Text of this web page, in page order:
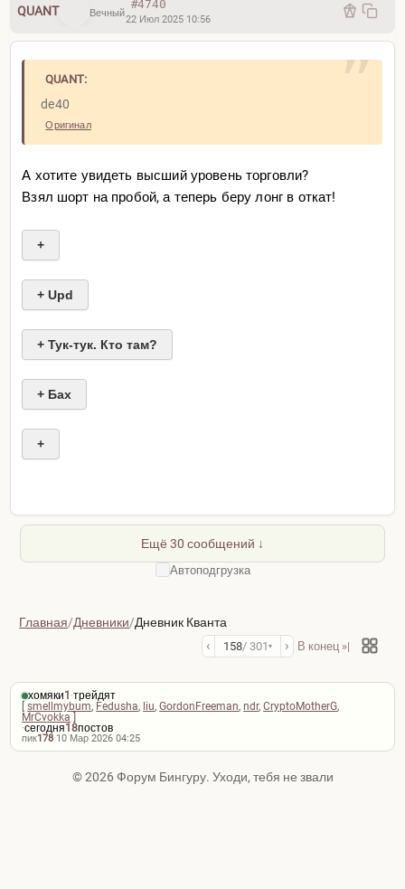
QUANT Вечный
#4740
22 Июл 2025 10:56
QUANT:
de40
Оригинал
А хотите увидеть высший уровень торговли?
Взял шорт на пробой, а теперь беру лонг в откат!
+
+ Upd
+ Тук-тук. Кто там?
+ Бах
+
Ещё 30 сообщений ↓
Автоподгрузка
Главная/Дневники/Дневник Кванта
‹ 158/ 301 ▾ › В конец »|
хомяки1 ·трейдят
[smellmybum, Fedusha, liu,GordonFreeman,ndr,CryptoMotherG,
MrCvokka
·сегодня18постов
пик178·10 Мар 2026 04:25
© 2026 Форум Бингуру. Уходи, тебя не звали